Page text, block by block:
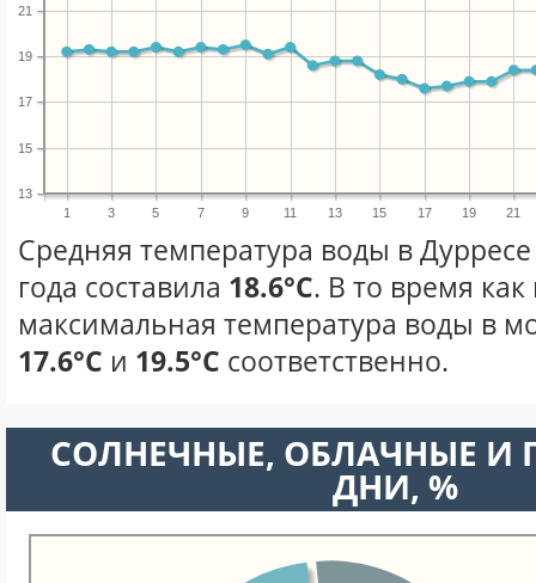
1 3 5 7 9 11 13 15 17 19 21
13
15
17
19
21
Средняя температура воды в
года составила 18.6°C. В то время
максимальная температура воды в
17.6°C и 19.5°C соответственно.
CОЛНЕЧНЫЕ, ОБЛАЧНЫЕ И
ДНИ, %